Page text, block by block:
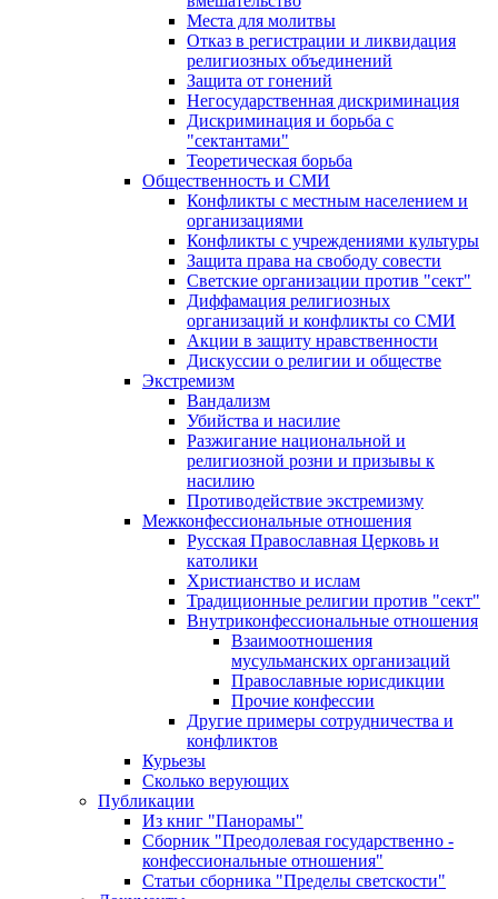
Места для молитвы
Отказ в регистрации и ликвидация
религиозных объединений
Защита от гонений
Негосударственная дискриминация
Дискриминация и борьба с
"сектантами"
Теоретическая борьба
Общественность и СМИ
Конфликты с местным населением и
организациями
Конфликты с учреждениями культуры
Защита права на свободу совести
Светские организации против "сект"
Диффамация религиозных
организаций и конфликты со СМИ
Акции в защиту нравственности
Дискуссии о религии и обществе
Экстремизм
Вандализм
Убийства и насилие
Разжигание национальной и
религиозной розни и призывы к
насилию
Противодействие экстремизму
Межконфессиональные отношения
Русская Православная Церковь и
католики
Христианство и ислам
Традиционные религии против "сект"
Внутриконфессиональные отношения
Взаимоотношения
мусульманских организаций
Православные юрисдикции
Прочие конфессии
Другие примеры сотрудничества и
конфликтов
Курьезы
Сколько верующих
Публикации
Из книг "Панорамы"
Сборник "Преодолевая государственно -
конфессиональные отношения"
Статьи сборника "Пределы светскости"